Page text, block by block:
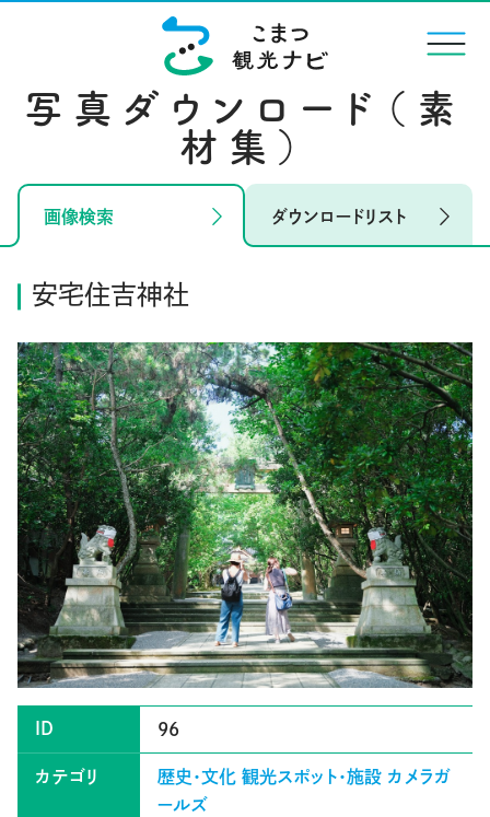
menu
写真ダウンロード（素
材集）
画像検索 ダウンロードリスト
安宅住吉神社
ID 96
カテゴリ 歴史・文化 観光スポット・施設 カメラガ
ールズ